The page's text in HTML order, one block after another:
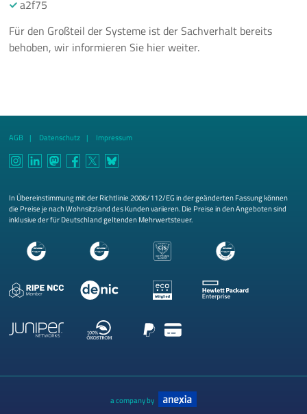
a2f75
Für den Großteil der Systeme ist der Sachverhalt bereits
behoben, wir informieren Sie hier weiter.
AGB Datenschutz Impressum
In Übereinstimmung mit der Richtlinie 2006/112/EG in der geänderten Fassung können
die Preise je nach Wohnsitzland des Kunden variieren. Die Preise in den Angeboten sind
inklusive der für Deutschland geltenden Mehrwertsteuer.
a company by